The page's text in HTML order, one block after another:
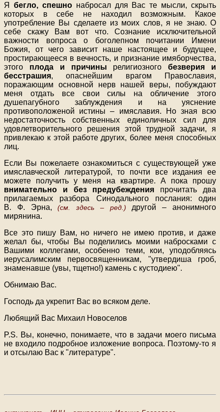
Я бегло, спешнонабросал для Вас те мысли, скрыть
которых в себе не находил возможным. Какое
употребление Вы сделаете из моих слов, я не знаю. О
себе скажу Вам вот что. Сознание исключительной
важности вопроса о боголепном почитании Имени
Божия, от чего зависит наше настоящее и будущее,
простирающееся в вечность, и признание имяборчества,
этого плода и причины религиозногобезверия и
бесстрашия, опаснейшим врагом Православия,
поражающим основной нерв нашей веры, побуждают
меня отдать все свои силы на обличение этого
душепагубного заблуждения и на уяснение
противоположеной истины – имяславия. Но зная всю
недостаточность собственных единоличных сил для
удовлетворительного решения этой трудной задачи, я
привлекаю к этой работе других, более меня способных
лиц.
Если Вы пожелаете ознакомиться с существующей уже
имяславческой литературой, то почти все издания ее
можете получить у меня на квартире. А пока прошу
внимательно и без предубеждения прочитать два
прилагаемых разбора Синодального послания: один
В. Ф. Эрна,(см. здесь – ред.) другой – анонимного
мирянина.
Все это пишу Вам, но ничего не имею против, и даже
желал бы, чтобы Вы поделились моими набросками с
Вашими коллегами, особенно теми, кои, уподобляясь
иерусалимским первосвященникам, "утвердиша гроб,
знаменавше (увы, тщетно!) камень с кустодиею".
Обнимаю Вас.
Господь да укрепит Вас во всяком деле.
Любящий Вас Михаил Новоселов
P.S. Вы, конечно, понимаете, что в задачи моего письма
не входило подробное изложение вопроса. Поэтому-то я
и отсылаю Вас к "литературе".